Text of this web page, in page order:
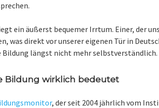
ein äußerst bequemer Irrtum. Einer, der
was direkt vor unserer eigenen Tür in
Bildung längst nicht mehr selbstverständlich.
Bildung wirklich bedeutet
, der seit 2004 jährlich vom